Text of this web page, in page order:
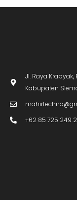
Jl. Raya
Kabupaten
+62 85 725 249